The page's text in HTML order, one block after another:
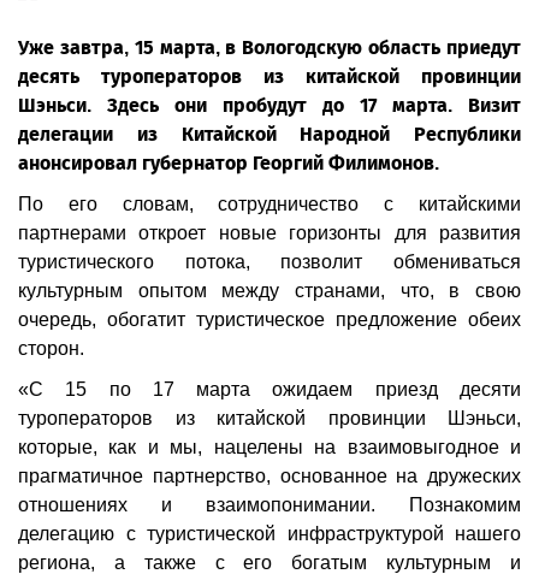
Уже завтра, 15 марта, в Вологодскую область приедут
десять туроператоров из китайской провинции
Шэньси. Здесь они пробудут до 17 марта. Визит
делегации из Китайской Народной Республики
анонсировал губернатор Георгий Филимонов.
По его словам, сотрудничество с китайскими
партнерами откроет новые горизонты для развития
туристического потока, позволит обмениваться
культурным опытом между странами, что, в свою
очередь, обогатит туристическое предложение обеих
сторон.
«С 15 по 17 марта ожидаем приезд десяти
туроператоров из китайской провинции Шэньси,
которые, как и мы, нацелены на взаимовыгодное и
прагматичное партнерство, основанное на дружеских
отношениях и взаимопонимании. Познакомим
делегацию с туристической инфраструктурой нашего
региона, а также с его богатым культурным и